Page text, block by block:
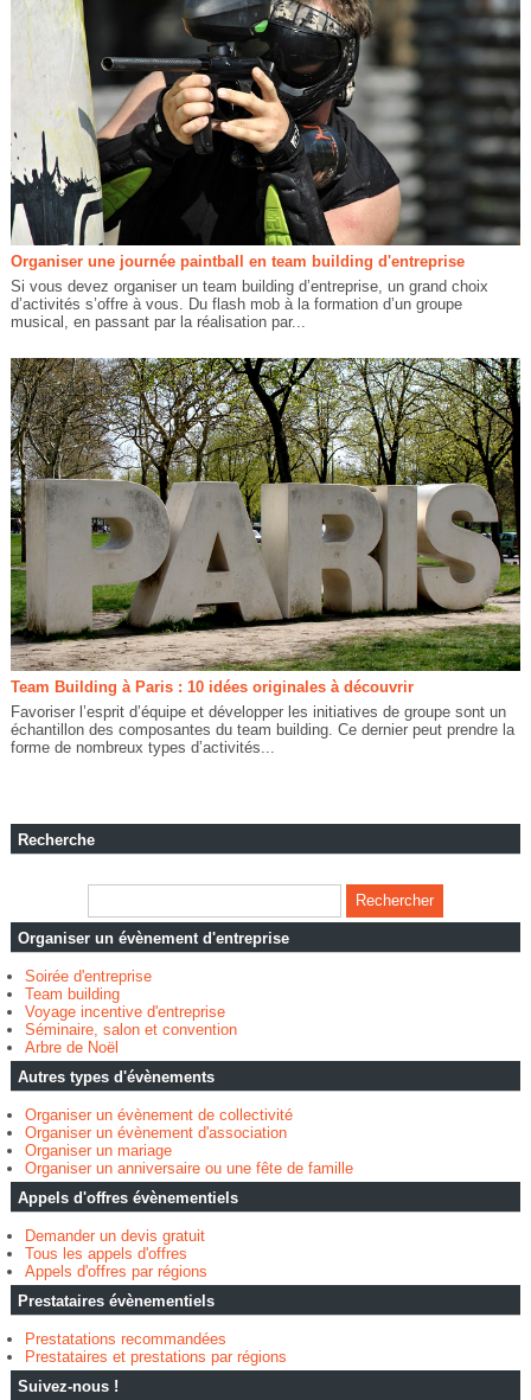
Organiser une journée paintball en team building d'entreprise
Si vous devez organiser un team building d’entreprise, un grand choix
d’activités s’offre à vous. Du flash mob à la formation d’un groupe
musical, en passant par la réalisation par...
Team Building à Paris : 10 idées originales à découvrir
Favoriser l’esprit d’équipe et développer les initiatives de groupe sont un
échantillon des composantes du team building. Ce dernier peut prendre la
forme de nombreux types d’activités...
Recherche
Organiser un évènement d'entreprise
Soirée d'entreprise
Team building
Voyage incentive d'entreprise
Séminaire, salon et convention
Arbre de Noël
Autres types d'évènements
Organiser un évènement de collectivité
Organiser un évènement d'association
Organiser un mariage
Organiser un anniversaire ou une fête de famille
Appels d'offres évènementiels
Demander un devis gratuit
Tous les appels d'offres
Appels d'offres par régions
Prestataires évènementiels
Prestatations recommandées
Prestataires et prestations par régions
Suivez-nous !